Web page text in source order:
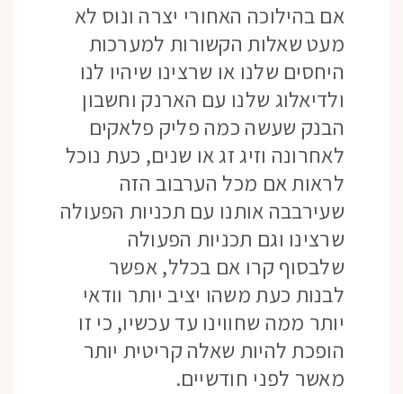
אם בהילוכה האחורי יצרה ונוס לא
מעט שאלות הקשורות למערכות
היחסים שלנו או שרצינו שיהיו לנו
ולדיאלוג שלנו עם הארנק וחשבון
הבנק שעשה כמה פליק פלאקים
לאחרונה וזיג זג או שנים, כעת נוכל
לראות אם מכל הערבוב הזה
שעירבבה אותנו עם תכניות הפעולה
שרצינו וגם תכניות הפעולה
שלבסוף קרו אם בכלל, אפשר
לבנות כעת משהו יציב יותר וודאי
יותר ממה שחווינו עד עכשיו, כי זו
הופכת להיות שאלה קריטית יותר
מאשר לפני חודשיים.